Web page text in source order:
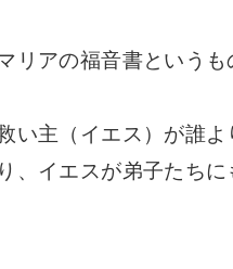
リアの福音書というも
い主（イエス）が誰
、イエスが弟子たち